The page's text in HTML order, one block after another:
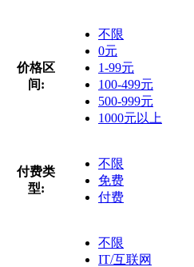
价格区
间:
不限
0元
1-99元
100-499元
500-999元
1000元以上
付费类
型:
不限
免费
付费
不限
IT/互联网